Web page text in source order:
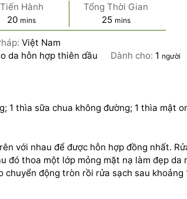
Tiến Hành
20 mins
Tổng Thời Gian
25 mins
Việt Nam
da hỗn hợp thiên dầu Dành cho: 1 người
1 thìa sữa chua không đường; 1 thìa mật
với nhau để được hỗn hợp đồng nhất.
đó thoa một lớp mỏng mặt nạ làm đẹp da
chuyển động tròn rồi rửa sạch sau khoảng